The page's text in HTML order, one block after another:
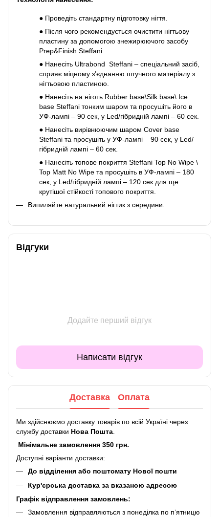
● Проведіть стандартну підготовку нігтя.
● Після чого рекомендується очистити нігтьову
пластину за допомогою знежирюючого засобу
Prep&Finish Steffani
● Нанесіть Ultrabond Steffani – спеціальний засіб,
сприяє міцному з’єднанню штучного матеріалу з
нігтьовою пластиною.
● Нанесіть на ніготь Rubber base\Silk base\ Ice
base Steffani тонким шаром та просушіть його в
УФ-лампі – 90 сек, у Led/гібридній лампі – 60 сек.
● Нанесіть вирівнюючим шаром Cover base
Steffani та просушіть у УФ-лампі – 90 сек, у Led/
гібридній лампі – 60 сек.
● Нанесіть топове покриття Steffani Top No Wipe \
Top Matt No Wipe та просушіть в УФ-лампі – 180
сек, у Led/гібридній лампі – 120 сек для ще
крутішої стійкості топового покриття.
Випиляйте натуральний нігтик з середини.
Відгуки
Додайте перший відгук
Написати відгук
Доставка Оплата
Ми здійснюємо доставку товарів по всій Україні через
службу доставки Нова Пошта
Мінімальне замовлення 350 грн.
Доступні варіанти доставки:
До відділення або поштомату Нової пошти
Кур'єрська доставка за вказаною адресою
Графік відправлення замовлень:
Замовлення відправляються з понеділка по п’ятницю